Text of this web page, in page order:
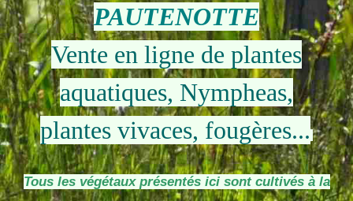
PAUTENOTTE
Vente en ligne de plantes
aquatiques, Nympheas,
plantes vivaces, fougères...
Tous les végétaux présentés ici sont cultivés à la